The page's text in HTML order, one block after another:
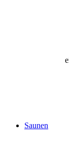
Saunen